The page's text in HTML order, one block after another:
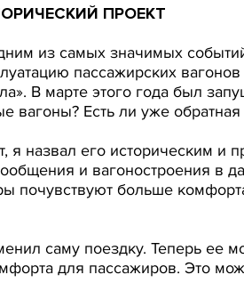
ПРОЕКТ
из самых значимых
пассажирских
В марте этого года был
вагоны? Есть ли уже
назвал его историческим и
и вагоностроения в
почувствуют больше
саму поездку. Теперь
для пассажиров. Это